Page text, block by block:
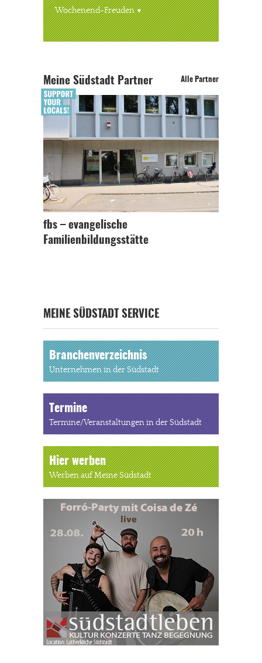
Wochenend-Freuden
Meine Südstadt Partner Alle Partner
fbs – evangelische
Familienbildungsstätte
MEINE SÜDSTADT SERVICE
Branchenverzeichnis
Unternehmen in der Südstadt
Termine
Termine/Veranstaltungen in der Südstadt
Hier werben
Werben auf Meine Südstadt